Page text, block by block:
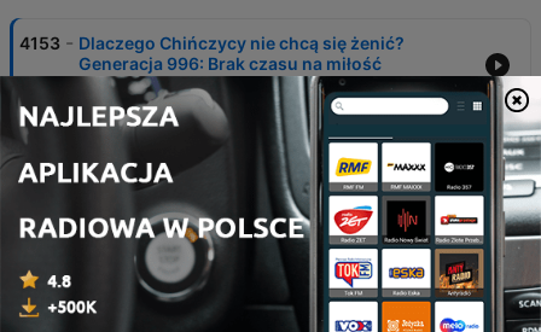
4153 - Dlaczego Chińczycy nie chcą się żenić?
Generacja 996: Brak czasu na miłość
4152
Meksyk kontra USA i kartele. Afera w wojsku i
skandal w Tabasco | Sekcja
Latynoamerykańska
Upadek Erdoğana czy rozbita opozycja? Analiza
sytuacji w Turcji
04 sie 2026